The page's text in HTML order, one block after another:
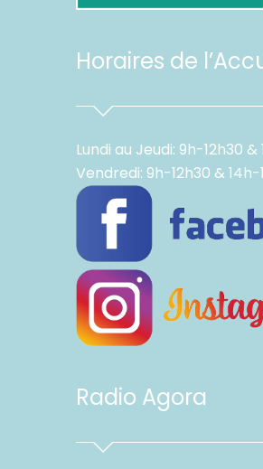
Horaires de
Lundi au Jeudi: 9h-12h30 &
Vendredi: 9h-12h30 & 14h-
Radio Agora